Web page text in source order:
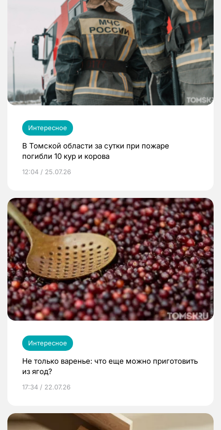
Интересное
В Томской области за сутки при пожаре
погибли 10 кур и корова
12:04 / 25.07.26
Интересное
Не только варенье: что еще можно приготовить
из ягод?
17:34 / 22.07.26